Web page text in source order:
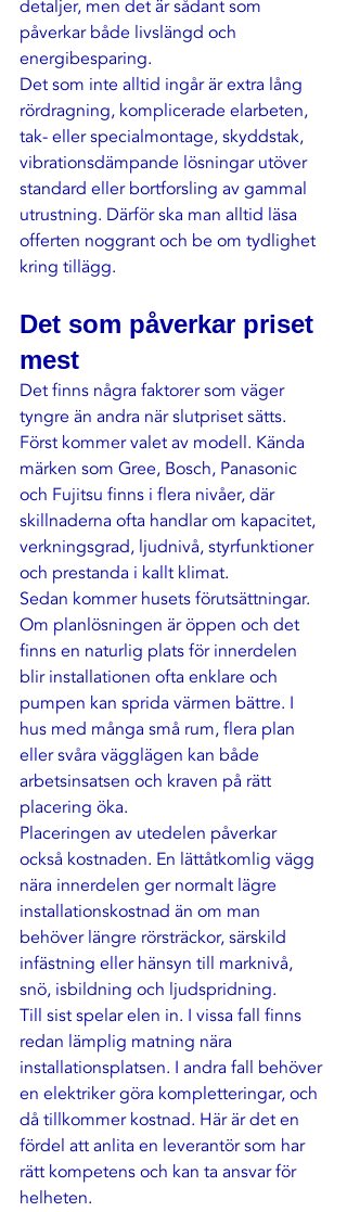
detaljer, men det är sådant som
påverkar både livslängd och
energibesparing.
Det som inte alltid ingår är extra lång
rördragning, komplicerade elarbeten,
tak- eller specialmontage, skyddstak,
vibrationsdämpande lösningar utöver
standard eller bortforsling av gammal
utrustning. Därför ska man alltid läsa
offerten noggrant och be om tydlighet
kring tillägg.
Det som påverkar priset
mest
Det finns några faktorer som väger
tyngre än andra när slutpriset sätts.
Först kommer valet av modell. Kända
märken som Gree, Bosch, Panasonic
och Fujitsu finns i flera nivåer, där
skillnaderna ofta handlar om kapacitet,
verkningsgrad, ljudnivå, styrfunktioner
och prestanda i kallt klimat.
Sedan kommer husets förutsättningar.
Om planlösningen är öppen och det
finns en naturlig plats för innerdelen
blir installationen ofta enklare och
pumpen kan sprida värmen bättre. I
hus med många små rum, flera plan
eller svåra vägglägen kan både
arbetsinsatsen och kraven på rätt
placering öka.
Placeringen av utedelen påverkar
också kostnaden. En lättåtkomlig vägg
nära innerdelen ger normalt lägre
installationskostnad än om man
behöver längre rörsträckor, särskild
infästning eller hänsyn till marknivå,
snö, isbildning och ljudspridning.
Till sist spelar elen in. I vissa fall finns
redan lämplig matning nära
installationsplatsen. I andra fall behöver
en elektriker göra kompletteringar, och
då tillkommer kostnad. Här är det en
fördel att anlita en leverantör som har
rätt kompetens och kan ta ansvar för
helheten.